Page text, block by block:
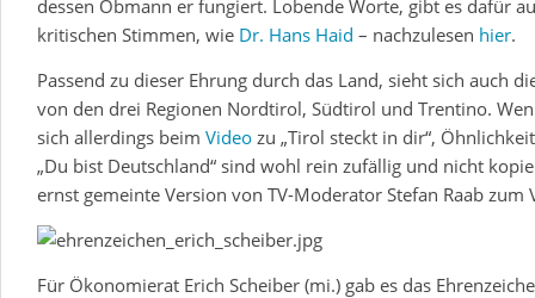
dessen Obmann er fungiert. Lobende Worte, gibt es dafür
kritischen Stimmen, wie Dr. Hans Haid – nachzulesen hier.
Passend zu dieser Ehrung durch das Land, sieht sich auch
von den drei Regionen Nordtirol, Südtirol und Trentino.
sich allerdings beim Video zu „Tirol steckt in dir“,
„Du bist Deutschland“ sind wohl rein zufällig und nicht
ernst gemeinte Version von TV-Moderator Stefan Raab zum
Für Ökonomierat Erich Scheiber (mi.) gab es das